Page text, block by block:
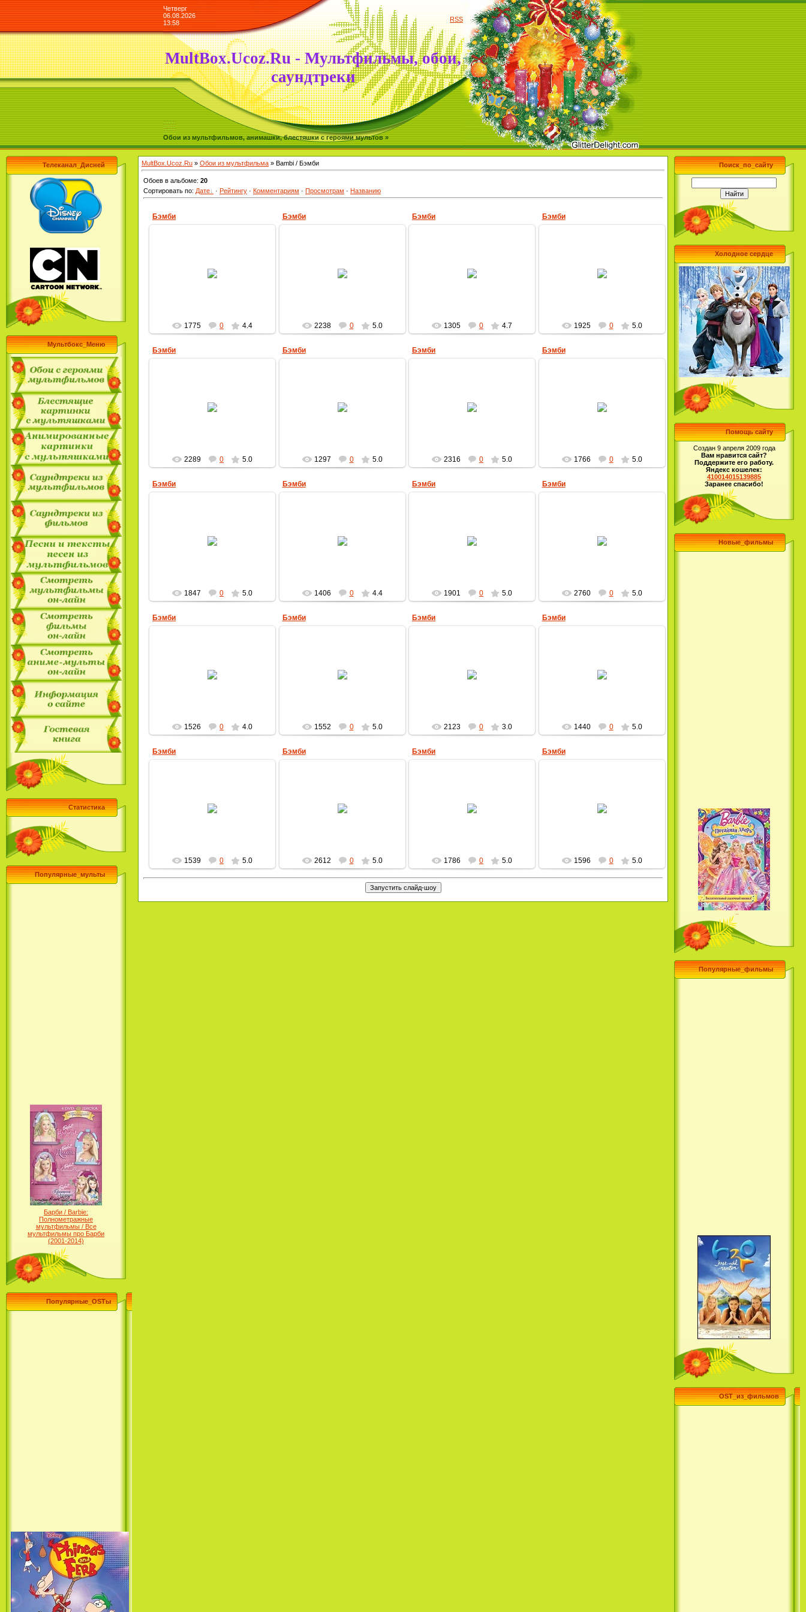
Четверг
06.08.2026
13:58
RSS
MultBox.Ucoz.Ru - Мультфильмы, обои,
саундтреки
Обои из мультфильмов, анимашки, блестяшки с героями мультов »
Телеканал_Дисней
Мультбокс_Меню
Статистика
Популярные_мульты
Барби / Barbie:
Полнометражные
мультфильмы / Все
мультфильмы про Барби
(2001-2014)
Фархат: Принц Персии /
Farhat: The Prince of the
Популярные_OSTы
MultBox.Ucoz.Ru » Обои из мультфильма » Bambi / Бэмби
Обоев в альбоме: 20
Сортировать по: Дате · Рейтингу · Комментариям · Просмотрам · Названию
Бэмби
1775 0 4.4
Бэмби
2238 0 5.0
Бэмби
1305 0 4.7
Бэмби
1925 0 5.0
Бэмби
2289 0 5.0
Бэмби
1297 0 5.0
Бэмби
2316 0 5.0
Бэмби
1766 0 5.0
Бэмби
1847 0 5.0
Бэмби
1406 0 4.4
Бэмби
1901 0 5.0
Бэмби
2760 0 5.0
Бэмби
1526 0 4.0
Бэмби
1552 0 5.0
Бэмби
2123 0 3.0
Бэмби
1440 0 5.0
Бэмби
1539 0 5.0
Бэмби
2612 0 5.0
Бэмби
1786 0 5.0
Бэмби
1596 0 5.0
Поиск_по_сайту
Холодное сердце
Помощь сайту
Создан 9 апреля 2009 года
Вам нравится сайт?
Поддержите его работу.
Яндекс кошелек:
410014015139885
Заранее спасибо!
Новые_фильмы
Барби и потайная дверь /
Barbie and the Secret Door
(2014)
Семейка Крудс / The Croods
(2013)
Эпик / Epic (2013)
Популярные_фильмы
H2O: Просто добавь воды (3
Сезон) / H2O: Just Add Water
(3 Season) (сериал)
OST_из_фильмов